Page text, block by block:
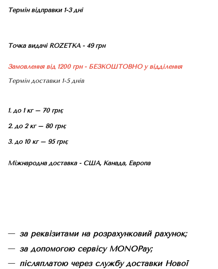
Термін відправки 1-3 дні
Точка видачі ROZETKA - 49 грн
Замовлення від 1200 грн - БЕЗКОШТОВНО у відділення
Термін доставки 1-5 днів
1. до 1 кг – 70 грн;
2. до 2 кг – 80 грн;
3. до 10 кг – 95 грн;
Міжнародна доставка - США, Канада, Европа
за реквізитами на розрахунковий рахунок;
за допомогою сервісу MONOPay;
післяплатою через службу доставки Нової